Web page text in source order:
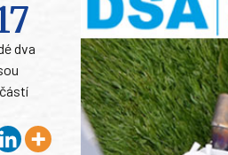
dva